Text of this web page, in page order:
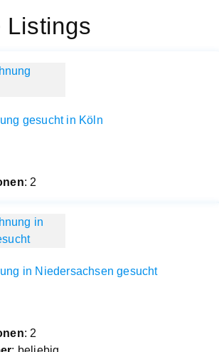
Listings
gesucht in Köln
: 2
in Niedersachsen gesucht
: 2